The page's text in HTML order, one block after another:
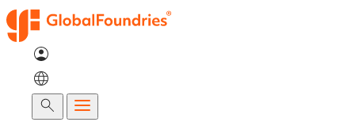
Zum
Inhalt
springen
Suche